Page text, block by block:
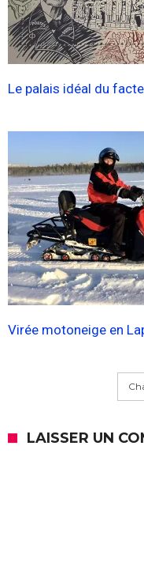
Le palais idéal du
Virée motoneige en
LAISSER UN